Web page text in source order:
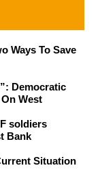
Ways To Save
Democratic
West
soldiers
Bank
Situation